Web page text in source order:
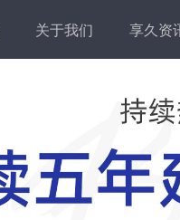
关于我们 享久资